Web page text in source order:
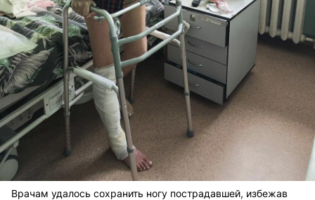
Врачам удалось сохранить ногу пострадавшей, избежав